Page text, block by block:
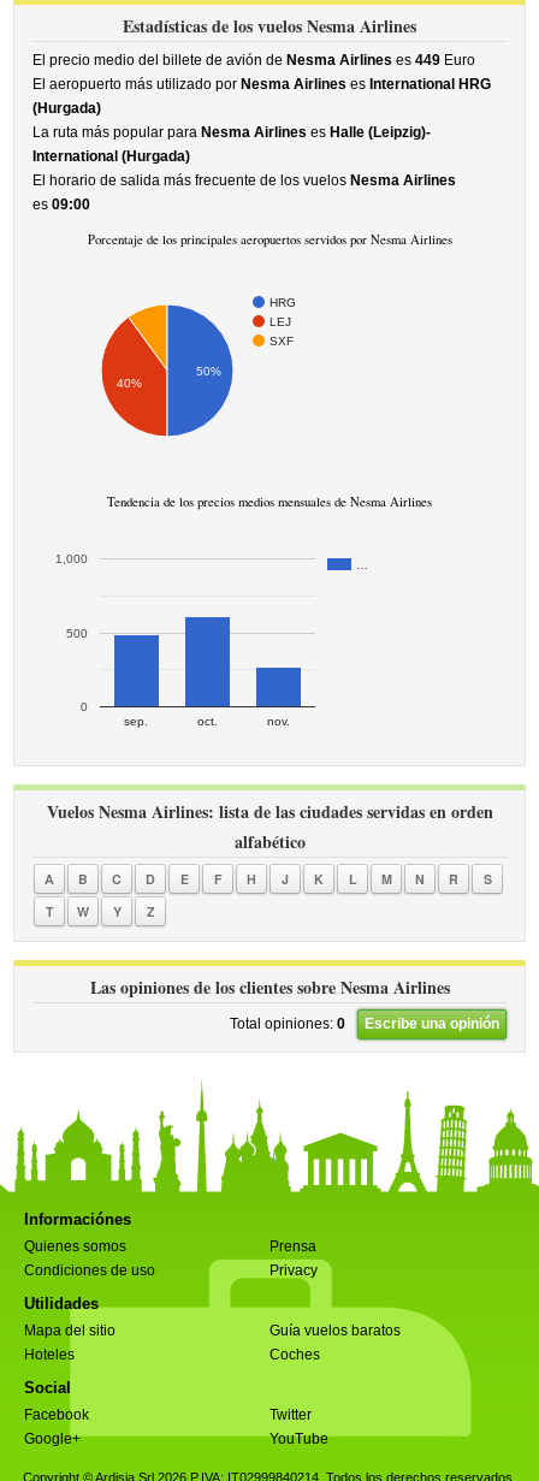
Estadísticas de los vuelos Nesma Airlines
El precio medio del billete de avión de Nesma Airlines es449 Euro
El aeropuerto más utilizado por Nesma Airlines es International HRG
(Hurgada)
La ruta más popular para Nesma Airlines es Halle (Leipzig)-
International (Hurgada)
El horario de salida más frecuente de los vuelos Nesma Airlines
es09:00
Porcentaje de los principales aeropuertos servidos por Nesma Airlines
HRG
LEJ
SXF
40%
50%
Tendencia de los precios medios mensuales de Nesma Airlines
sep. oct. nov.
0
500
1,000
Vuelos Nesma Airlines: lista de las ciudades servidas en orden
alfabético
A B C D E F H J K L M N R
S
T
W Y Z
Las opiniones de los clientes sobre Nesma Airlines
Total opiniones: 0 Escribe una opinión
Informaciónes
Quienes somos
Prensa
Condiciones de uso
Privacy
Utilidades
Mapa del sitio
Guía vuelos baratos
Hoteles
Coches
Social
Facebook
Twitter
Google+
YouTube
Copyright © Ardisia Srl 2026 P.IVA: IT02999840214. Todos los derechos reservados.